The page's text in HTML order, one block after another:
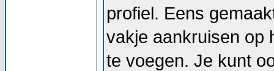
profiel. Eens
vakje aankruisen op
te voegen. Je kunt